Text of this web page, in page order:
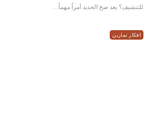
للتنشيف؟ يعد ضخ الحديد أمراً مهماً…
افكار تمارين